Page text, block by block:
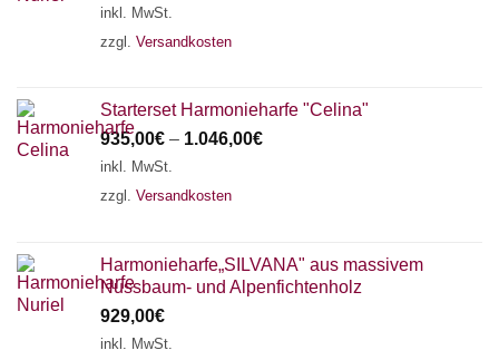
inkl. MwSt.
zzgl. Versandkosten
Starterset Harmonieharfe "Celina"
935,00€ – 1.046,00€
inkl. MwSt.
zzgl. Versandkosten
Harmonieharfe„SILVANA" aus massivem
Nussbaum- und Alpenfichtenholz
929,00€
inkl. MwSt.